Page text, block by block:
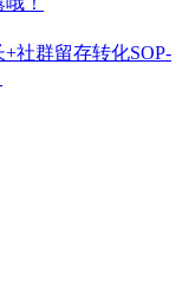
+社群留存转化SOP-